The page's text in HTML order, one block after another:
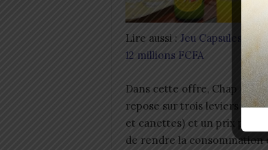
Lire aussi : Jeu Capsules
12 millions FCFA
Dans cette offre, Chap
repose sur trois leviers : un
et canettes) et un prix
de rendre la consommation